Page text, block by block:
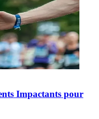
Impactants pour